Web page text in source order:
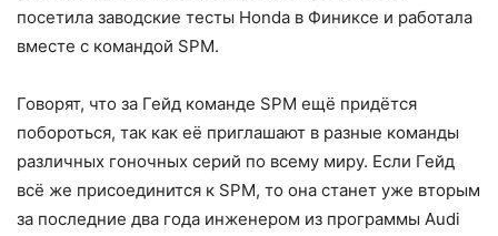
посетила заводские тесты Honda в Финиксе и работала
вместе с командой SPM.
Говорят, что за Гейд команде SPM ещё придётся
побороться, так как её приглашают в разные команды
различных гоночных серий по всему миру. Если Гейд
всё же присоединится к SPM, то она станет уже вторым
за последние два года инженером из программы Audi